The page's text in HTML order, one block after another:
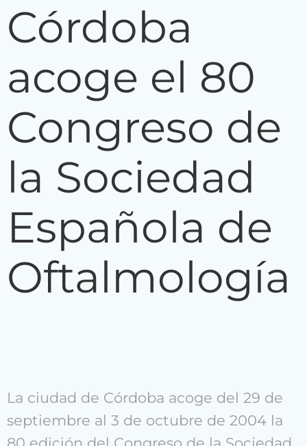
Córdoba
acoge el 80
Congreso de
la Sociedad
Española de
Oftalmología
La ciudad de Córdoba acoge del 29 de
septiembre al 3 de octubre de 2004 la